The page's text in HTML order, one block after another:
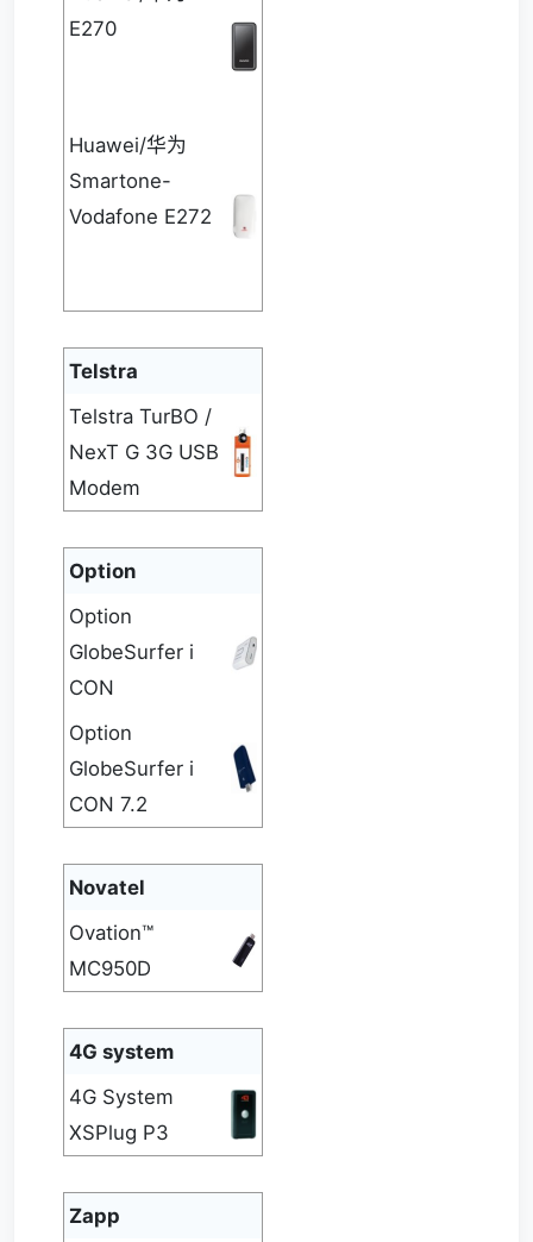
E270
Huawei/华为
Smartone-
Vodafone E272
Telstra
Telstra TurBO /
NexT G 3G USB
Modem
Option
Option
GlobeSurfer i
CON
Option
GlobeSurfer i
CON 7.2
Novatel
Ovation™
MC950D
4G system
4G System
XSPlug P3
Zapp